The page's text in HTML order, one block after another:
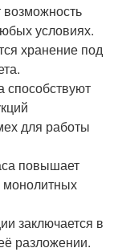
возможность
условиях.
хранение под
способствуют
для работы
повышает
монолитных
заключается в
разложении.